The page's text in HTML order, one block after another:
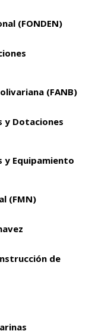
(FONDEN)
(FANB)
y Dotaciones
y Equipamiento
(FMN)
de